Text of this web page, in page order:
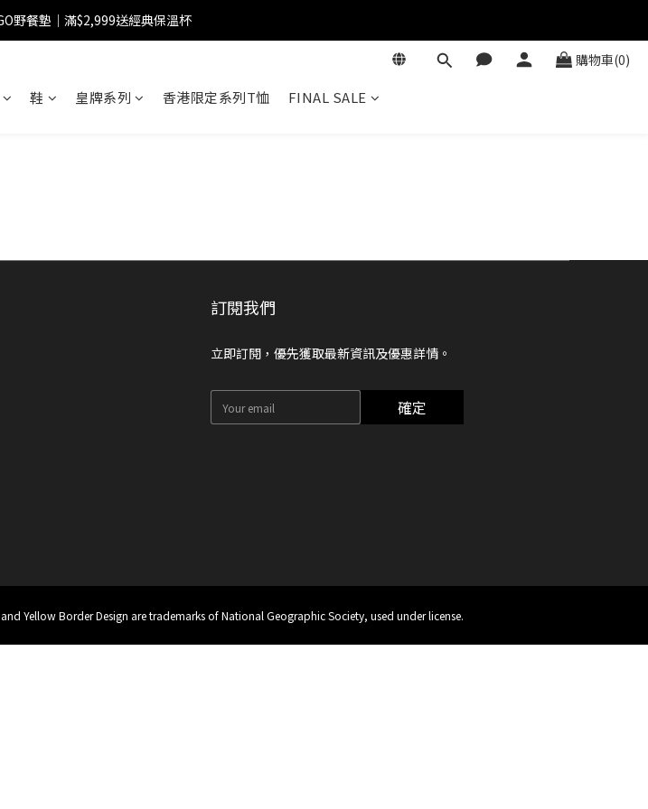
】指定商品低至38折
野餐墊｜滿$2,999送經典保溫杯
】指定商品低至38折
購物車(0)
鞋 皇牌系列 香港限定系列T恤 FINAL SALE
訂閱我們
立即訂閱，優先獲取最新資訊及優惠詳情。
確定
Yellow Border Design are trademarks of National Geographic Society, used under license.